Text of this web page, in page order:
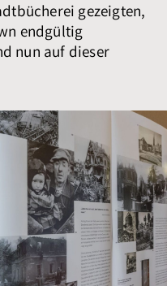
gezeigten,
endgültig
nun auf dieser